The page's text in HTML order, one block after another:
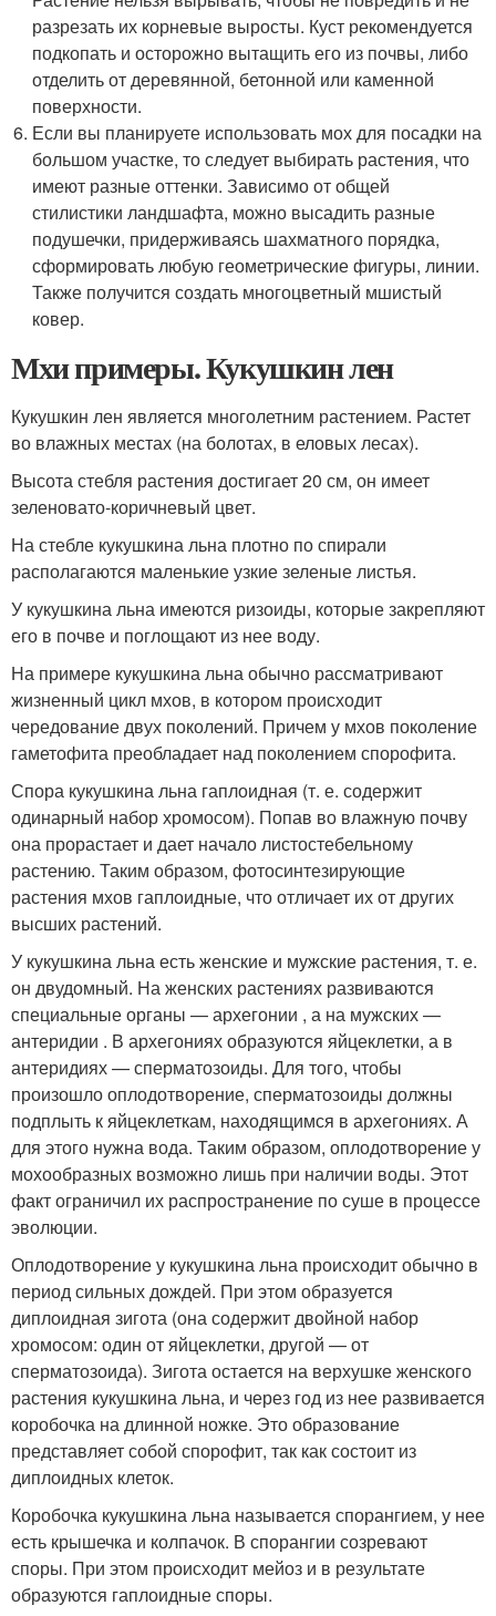
разрезать их корневые выросты. Куст рекомендуется
подкопать и осторожно вытащить его из почвы, либо
отделить от деревянной, бетонной или каменной
поверхности.
Если вы планируете использовать мох для посадки на
большом участке, то следует выбирать растения, что
имеют разные оттенки. Зависимо от общей
стилистики ландшафта, можно высадить разные
подушечки, придерживаясь шахматного порядка,
сформировать любую геометрические фигуры, линии.
Также получится создать многоцветный мшистый
ковер.
Мхи примеры. Кукушкин лен
Кукушкин лен является многолетним растением. Растет
во влажных местах (на болотах, в еловых лесах).
Высота стебля растения достигает 20 см, он имеет
зеленовато-коричневый цвет.
На стебле кукушкина льна плотно по спирали
располагаются маленькие узкие зеленые листья.
У кукушкина льна имеются ризоиды, которые закрепляют
его в почве и поглощают из нее воду.
На примере кукушкина льна обычно рассматривают
жизненный цикл мхов, в котором происходит
чередование двух поколений. Причем у мхов поколение
гаметофита преобладает над поколением спорофита.
Спора кукушкина льна гаплоидная (т. е. содержит
одинарный набор хромосом). Попав во влажную почву
она прорастает и дает начало листостебельному
растению. Таким образом, фотосинтезирующие
растения мхов гаплоидные, что отличает их от других
высших растений.
У кукушкина льна есть женские и мужские растения, т. е.
он двудомный. На женских растениях развиваются
специальные органы — архегонии , а на мужских —
антеридии . В архегониях образуются яйцеклетки, а в
антеридиях — сперматозоиды. Для того, чтобы
произошло оплодотворение, сперматозоиды должны
подплыть к яйцеклеткам, находящимся в архегониях. А
для этого нужна вода. Таким образом, оплодотворение у
мохообразных возможно лишь при наличии воды. Этот
факт ограничил их распространение по суше в процессе
эволюции.
Оплодотворение у кукушкина льна происходит обычно в
период сильных дождей. При этом образуется
диплоидная зигота (она содержит двойной набор
хромосом: один от яйцеклетки, другой — от
сперматозоида). Зигота остается на верхушке женского
растения кукушкина льна, и через год из нее развивается
коробочка на длинной ножке. Это образование
представляет собой спорофит, так как состоит из
диплоидных клеток.
Коробочка кукушкина льна называется спорангием, у нее
есть крышечка и колпачок. В спорангии созревают
споры. При этом происходит мейоз и в результате
образуются гаплоидные споры.